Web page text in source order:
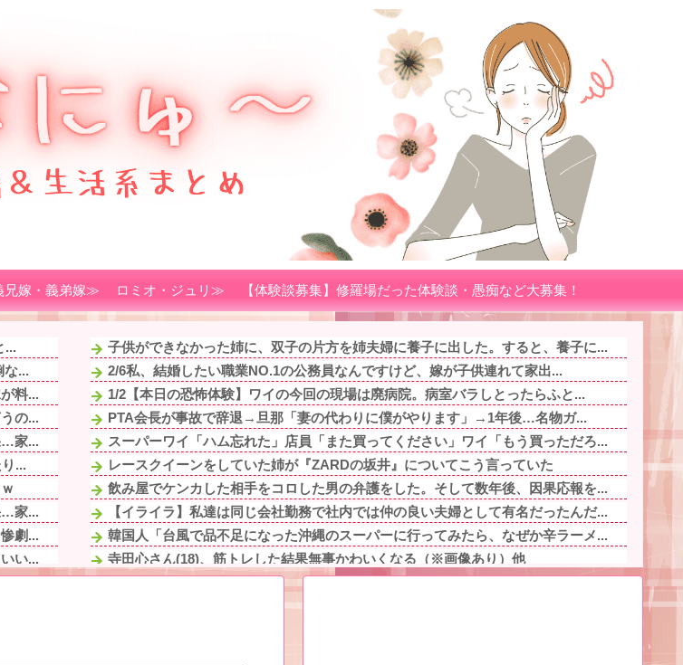
兄嫁・義弟嫁≫ ロミオ・ジュリ≫ 【体験談募集】修羅場だった体験談・愚痴など大募集！
...
な...
料...
の...
…家...
...
…家...
劇...
い...
心...
子供ができなかった姉に、双子の片方を姉夫婦に養子に出した。すると、養子に...
2/6私、結婚したい職業NO.1の公務員なんですけど、嫁が子供連れて家出...
1/2【本日の恐怖体験】ワイの今回の現場は廃病院。病室バラしとったらふと...
PTA会長が事故で辞退→旦那「妻の代わりに僕がやります」→1年後…名物ガ...
スーパーワイ「ハム忘れた」店員「また買ってください」ワイ「もう買っただろ...
レースクイーンをしていた姉が『ZARDの坂井』についてこう言っていた
飲み屋でケンカした相手をコロした男の弁護をした。そして数年後、因果応報を...
【イライラ】私達は同じ会社勤務で社内では仲の良い夫婦として有名だったんだ...
韓国人「台風で品不足になった沖縄のスーパーに行ってみたら、なぜか辛ラーメ...
寺田心さん(18)、筋トレした結果無事かわいくなる（※画像あり）他
のび太ママの話が長いのって、多分同じ話を何回もループしてるよね
イーロン・マスク←世界一の金持ちなのになんかあんまり「羨ましい」と感じな...